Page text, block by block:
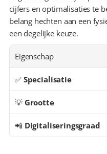
cijfers en optimalisaties te
belang hechten aan een
een degelijke keuze.
Eigenschap
✅ Specialisatie
💡 Grootte
📲 Digitaliseringsgraad